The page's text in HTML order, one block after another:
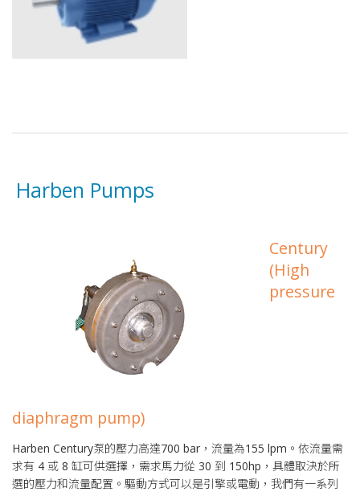
Harben Pumps
Century
(High
pressure
diaphragm pump)
Harben Century泵的壓力高達700 bar，流量為155 lpm。依流量需
求有 4 或 8 缸可供選擇，需求馬力從 30 到 150hp，具體取決於所
選的壓力和流量配置。驅動方式可以是引擎或電動，我們有一系列